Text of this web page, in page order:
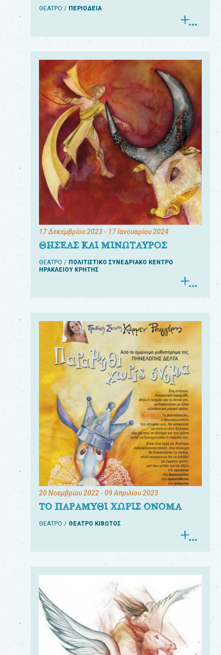
ΘΕΑΤΡΟ ΠΕΡΙΟΔΕΙΑ
17 Δεκεμβρίου 2023- 17 Ιανουαρίου 2024
ΘΗΣΕΑΣ ΚΑΙ ΜΙΝΩΤΑΥΡΟΣ
ΘΕΑΤΡΟ
ΠΟΛΙΤΙΣΤΙΚΟ ΣΥΝΕΔΡΙΑΚΟ ΚΕΝΤΡΟ
ΗΡΑΚΛΕΙΟΥ ΚΡΗΤΗΣ
20 Νοεμβρίου 2022- 09 Απριλίου 2023
ΤΟ ΠΑΡΑΜΥΘΙ ΧΩΡΙΣ ΟΝΟΜΑ
ΘΕΑΤΡΟ ΘΕΑΤΡΟ ΚΙΒΩΤΟΣ